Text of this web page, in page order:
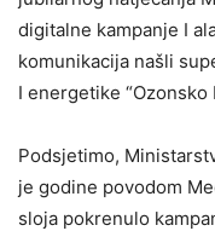
digitalne kampanje I
komunikacija našli
I energetike “Ozonsko
Podsjetimo,
je godine povodom
sloja pokrenulo